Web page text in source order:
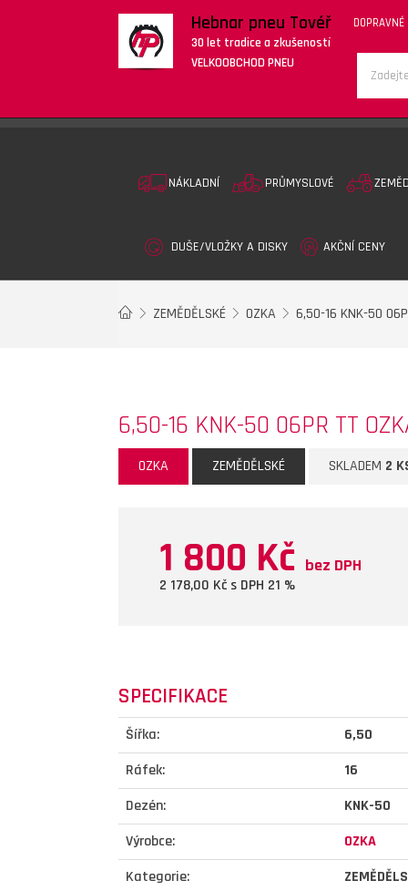
Hebnar pneu Tovéř
30 let tradice a zkušeností
VELKOOBCHOD PNEU
DOPRAVNÉ
NÁKLADNÍ PRŮMYSLOVÉ
DUŠE/VLOŽKY A DISKY AKČNÍ CENY
ZEMĚDĚLSKÉ OZKA 6,50-16 KNK-50
6,50-16 KNK-50 06PR TT
OZKA ZEMĚDĚLSKÉ SKLADEM 2
1 800 Kč bez DPH
2 178,00 Kč s DPH 21 %
SPECIFIKACE
Šířka:
6,50
Ráfek:
16
Dezén:
KNK-50
Výrobce:
OZKA
Kategorie: